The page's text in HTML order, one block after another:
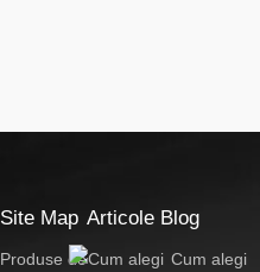
Site Map
Produse de
Articole Blog
Cum alegi